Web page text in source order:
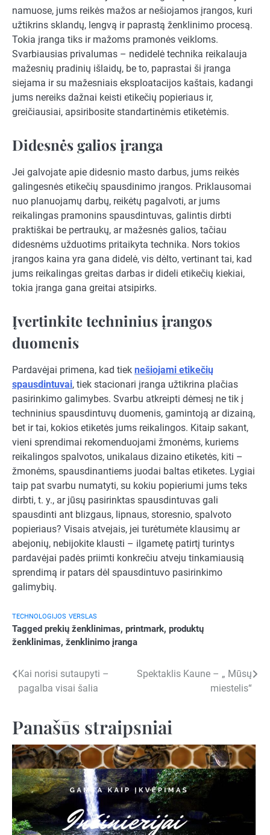
namuose, jums reikės mažos ar nešiojamos įrangos, kuri
užtikrins sklandų, lengvą ir paprastą ženklinimo procesą.
Tokia įranga tiks ir mažoms pramonės veikloms.
Svarbiausias privalumas – nedidelė technika reikalauja
mažesnių pradinių išlaidų, be to, paprastai ši įranga
siejama ir su mažesniais eksploatacijos kaštais, kadangi
jums nereiks dažnai keisti etikečių popieriaus ir,
greičiausiai, apsiribosite standartinėmis etiketėmis.
Didesnės galios įranga
Jei galvojate apie didesnio masto darbus, jums reikės
galingesnės etikečių spausdinimo įrangos. Priklausomai
nuo planuojamų darbų, reikėtų pagalvoti, ar jums
reikalingas pramonins spausdintuvas, galintis dirbti
praktiškai be pertraukų, ar mažesnės galios, tačiau
didesnėms užduotims pritaikyta technika. Nors tokios
įrangos kaina yra gana didelė, vis dėlto, vertinant tai, kad
jums reikalingas greitas darbas ir dideli etikečių kiekiai,
tokia įranga gana greitai atsipirks.
Įvertinkite techninius įrangos
duomenis
Pardavėjai primena, kad tiek nešiojami etikečių
spausdintuvai, tiek stacionari įranga užtikrina plačias
pasirinkimo galimybes. Svarbu atkreipti dėmesį ne tik į
techninius spausdintuvų duomenis, gamintoją ar dizainą,
bet ir tai, kokios etiketės jums reikalingos. Kitaip sakant,
vieni sprendimai rekomenduojami žmonėms, kuriems
reikalingos spalvotos, unikalaus dizaino etiketės, kiti –
žmonėms, spausdinantiems juodai baltas etiketes. Lygiai
taip pat svarbu numatyti, su kokiu popieriumi jums teks
dirbti, t. y., ar jūsų pasirinktas spausdintuvas gali
spausdinti ant blizgaus, lipnaus, storesnio, spalvoto
popieriaus? Visais atvejais, jei turėtumėte klausimų ar
abejonių, nebijokite klausti – ilgametę patirtį turintys
pardavėjai padės priimti konkrečiu atveju tinkamiausią
sprendimą ir patars dėl spausdintuvo pasirinkimo
galimybių.
TECHNOLOGIJOS VERSLAS
Tagged prekių ženklinimas, printmark, produktų
ženklinimas, ženklinimo įranga
Navigacija
tarp
įrašų
Kai norisi sutaupyti –
pagalba visai šalia
Spektaklis Kaune – „ Mūsų
miestelis“
Panašūs straipsniai